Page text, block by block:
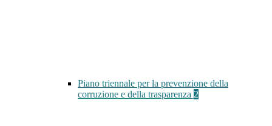
Piano triennale per la prevenzione della
corruzione e della trasparenza 2